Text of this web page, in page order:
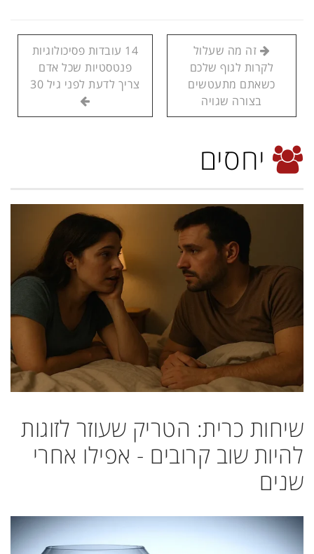
זה מה שעלול
לקרות לגוף שלכם
כשאתם מתעטשים
בצורה שגויה
14 עובדות פסיכולוגיות
פנטסטיות שכל אדם
צריך לדעת לפני גיל 30
יחסים
שיחות כרית: הטריק שעוזר לזוגות
להיות שוב קרובים - אפילו אחרי
שנים